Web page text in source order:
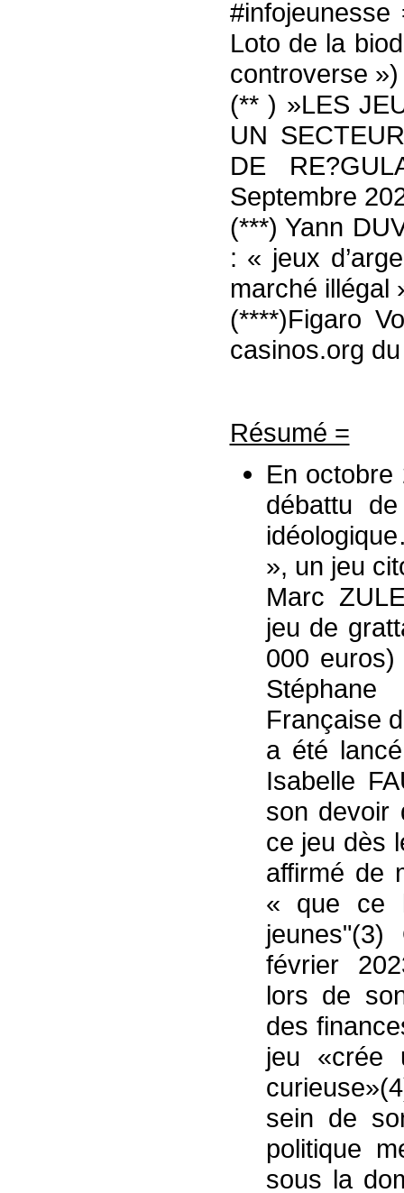
Loto de la
controverse »)
(** ) »LES
UN
DE
Septembre
(***) Yann
: « jeux
marché illégal
(****)Figaro
casinos.org
Résumé =
En octobre
débattu
», un jeu
Marc
jeu de
000
Française
a été
Isabelle
son devoir
ce jeu dès
affirmé de
« que ce
février
lors de
des
jeu «crée
sein de
politique
sous la